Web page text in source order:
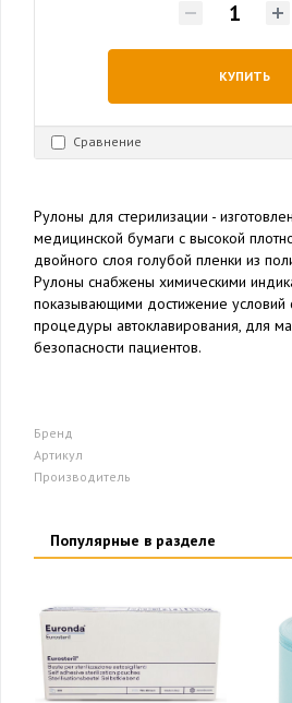
КУПИТЬ
Сравнение
Рулоны для стерилизации -
медицинской бумаги с высокой
двойного слоя голубой пленки из
Рулоны снабжены химическими
показывающими достижение условий
процедуры автоклавирования, для
безопасности пациентов.
Бренд
Артикул
Производитель
Популярные в разделе